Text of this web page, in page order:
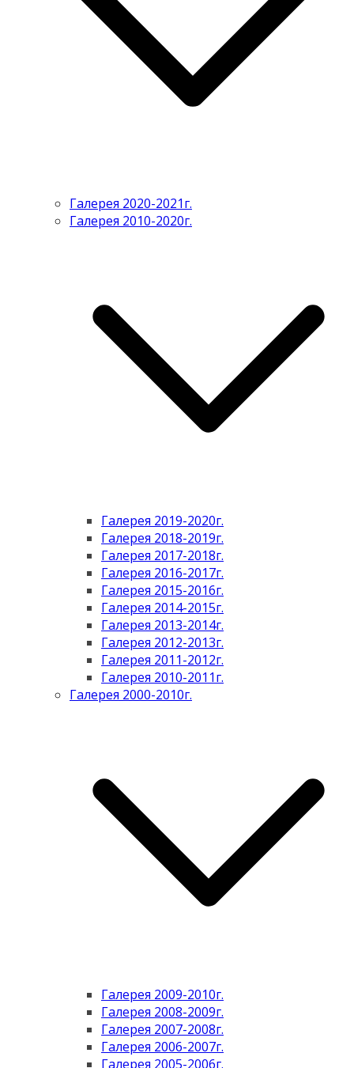
Галерея 2020-2021г.
Галерея 2010-2020г.
Галерея 2019-2020г.
Галерея 2018-2019г.
Галерея 2017-2018г.
Галерея 2016-2017г.
Галерея 2015-2016г.
Галерея 2014-2015г.
Галерея 2013-2014г.
Галерея 2012-2013г.
Галерея 2011-2012г.
Галерея 2010-2011г.
Галерея 2000-2010г.
Галерея 2009-2010г.
Галерея 2008-2009г.
Галерея 2007-2008г.
Галерея 2006-2007г.
Галерея 2005-2006г.